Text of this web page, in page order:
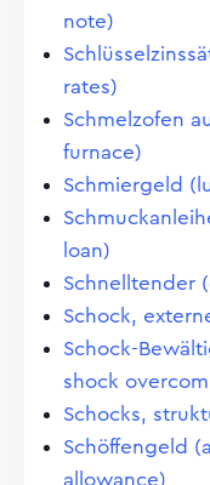
note)
rates)
Schmelzofen
furnace)
Schmiergeld
loan)
Schnelltender
Schock,
Schock-
shock
Schocks,
Schöffengeld
allowance)